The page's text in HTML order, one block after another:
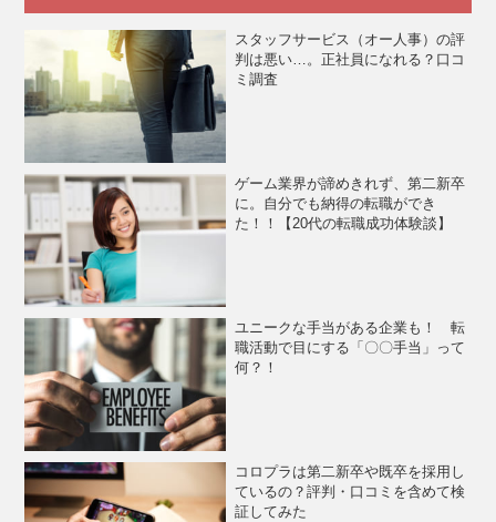
スタッフサービス（オー人事）の評
判は悪い…。正社員になれる？口コ
ミ調査
ゲーム業界が諦めきれず、第二新卒
に。自分でも納得の転職ができ
た！！【20代の転職成功体験談】
ユニークな手当がある企業も！ 転
職活動で目にする「〇〇手当」って
何？！
コロプラは第二新卒や既卒を採用し
ているの？評判・口コミを含めて検
証してみた